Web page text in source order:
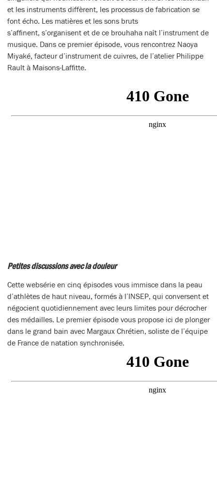
et les instruments diffèrent, les processus de fabrication se
font écho. Les matières et les sons bruts
s’affinent, s’organisent et de ce brouhaha naît l’instrument de
musique. Dans ce premier épisode, vous rencontrez Naoya
Miyaké, facteur d’instrument de cuivres, de l’atelier Philippe
Rault à Maisons-Laffitte.
Petites discussions avec la douleur
Cette websérie en cinq épisodes vous immisce dans la peau
d’athlètes de haut niveau, formés à l’INSEP, qui conversent et
négocient quotidiennement avec leurs limites pour décrocher
des médailles. Le premier épisode vous propose ici de plonger
dans le grand bain avec Margaux Chrétien, soliste de l’équipe
de France de natation synchronisée.